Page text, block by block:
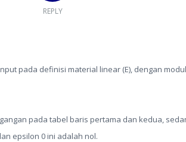
REPLY
pada definisi material linear (E), dengan
pada tabel baris pertama dan kedua,
epsilon 0 ini adalah nol.